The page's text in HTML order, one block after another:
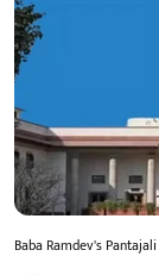
Baba Ramdev's